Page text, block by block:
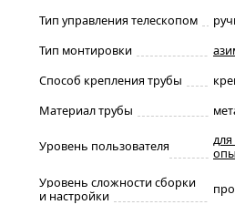
Тип управления телескопом
Тип монтировки
Способ крепления трубы
Материал трубы
Уровень пользователя
Уровень сложности сборки
и настройки